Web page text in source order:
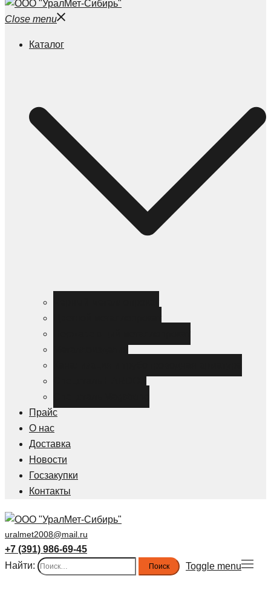
Close menu
Каталог
Прайс
О нас
Доставка
Новости
Госзакупки
Контакты
uralmet2008@mail.ru
+7 (391) 986-69-45
Найти:
Toggle menu